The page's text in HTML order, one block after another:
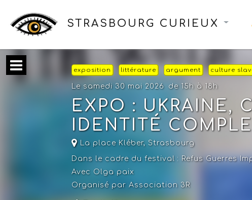
STRASBOURG CURIEUX
exposition littérature argument culture
Le samedi 30 mai 2026 de 15h à 18h
EXPO : UKRAINE,
IDENTITÉ
La place Kléber, Strasbourg
Dans le cadre du festival : Refus Guerres
Avec Olga paix
Organisé par Association 3R